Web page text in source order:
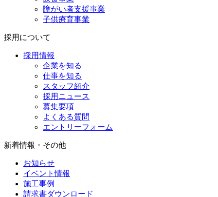
障がい者支援事業
子供療育事業
採用について
採用情報
企業を知る
仕事を知る
スタッフ紹介
採用ニュース
募集要項
よくある質問
エントリーフォーム
新着情報・その他
お知らせ
イベント情報
施工事例
請求書ダウンロード